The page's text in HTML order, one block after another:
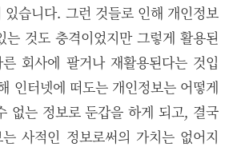
있습니다. 그런 것들로 인해 개인정보
는 것도 충격이었지만 그렇게 활용된
회사에 팔거나 재활용된다는 것입
인터넷에 떠도는 개인정보는 어떻게
없는 정보로 둔갑을 하게 되고, 결국
사적인 정보로써의 가치는 없어지